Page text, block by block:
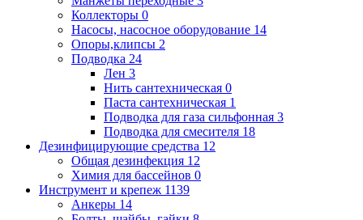
Коллекторы 0
Насосы, насосное оборудование 14
Опоры,клипсы 2
Подводка 24
Лен 3
Нить сантехническая 0
Паста сантехническая 1
Подводка для газа сильфонная 3
Подводка для смесителя 18
Дезинфицирующие средства 12
Общая дезинфекция 12
Химия для бассейнов 0
Инструмент и крепеж 1139
Анкеры 14